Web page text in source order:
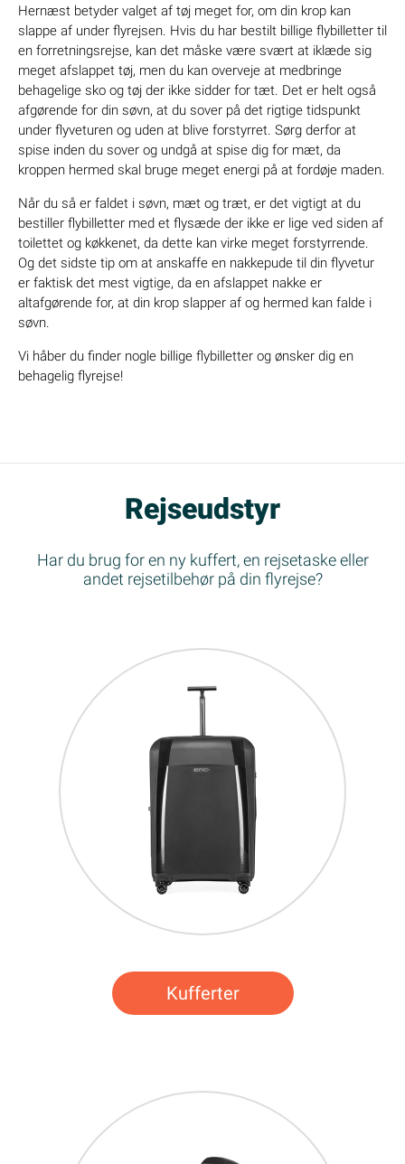
Hernæst betyder valget af tøj meget for, om din krop kan
slappe af under flyrejsen. Hvis du har bestilt billige flybilletter til
en forretningsrejse, kan det måske være svært at iklæde sig
meget afslappet tøj, men du kan overveje at medbringe
behagelige sko og tøj der ikke sidder for tæt. Det er helt også
afgørende for din søvn, at du sover på det rigtige tidspunkt
under flyveturen og uden at blive forstyrret. Sørg derfor at
spise inden du sover og undgå at spise dig for mæt, da
kroppen hermed skal bruge meget energi på at fordøje maden.
Når du så er faldet i søvn, mæt og træt, er det vigtigt at du
bestiller flybilletter med et flysæde der ikke er lige ved siden af
toilettet og køkkenet, da dette kan virke meget forstyrrende.
Og det sidste tip om at anskaffe en nakkepude til din flyvetur
er faktisk det mest vigtige, da en afslappet nakke er
altafgørende for, at din krop slapper af og hermed kan falde i
søvn.
Vi håber du finder nogle billige flybilletter og ønsker dig en
behagelig flyrejse!
Rejseudstyr
Har du brug for en ny kuffert, en rejsetaske eller
andet rejsetilbehør på din flyrejse?
Kufferter